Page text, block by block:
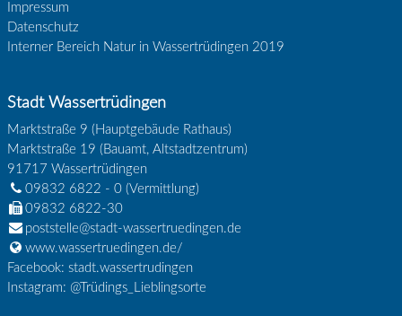
Impressum
Datenschutz
Interner Bereich Natur in Wassertrüdingen 2019
Stadt Wassertrüdingen
Marktstraße 9 (Hauptgebäude Rathaus)
Marktstraße 19 (Bauamt, Altstadtzentrum)
91717 Wassertrüdingen
09832 6822 - 0(Vermittlung)
09832 6822-30
poststelle@stadt-wassertruedingen.de
www.wassertruedingen.de/
Facebook: stadt.wassertrudingen
Instagram: @Trüdings_Lieblingsorte